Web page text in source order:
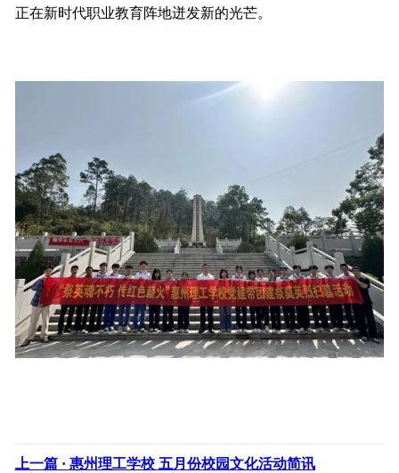
正在新时代职业教育阵地迸发新的光芒。
上一篇 · 惠州理工学校 五月份校园文化活动简讯